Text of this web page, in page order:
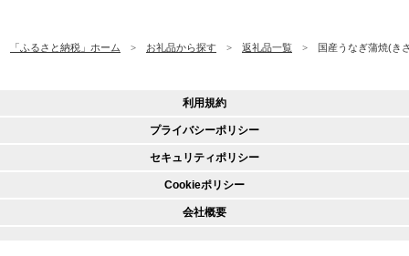
「ふるさと納税」ホーム お礼品から探す 返礼品一覧 国産うなぎ蒲焼(き
利用規約
プライバシーポリシー
セキュリティポリシー
Cookieポリシー
会社概要